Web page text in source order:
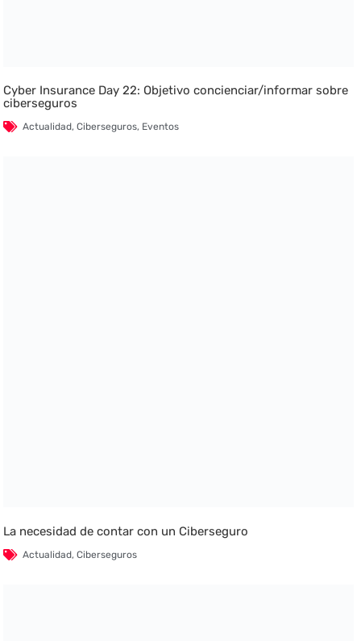
Cyber Insurance Day 22: Objetivo concienciar/informar sobre
ciberseguros
Actualidad,Ciberseguros, Eventos
La necesidad de contar con un Ciberseguro
Actualidad,Ciberseguros